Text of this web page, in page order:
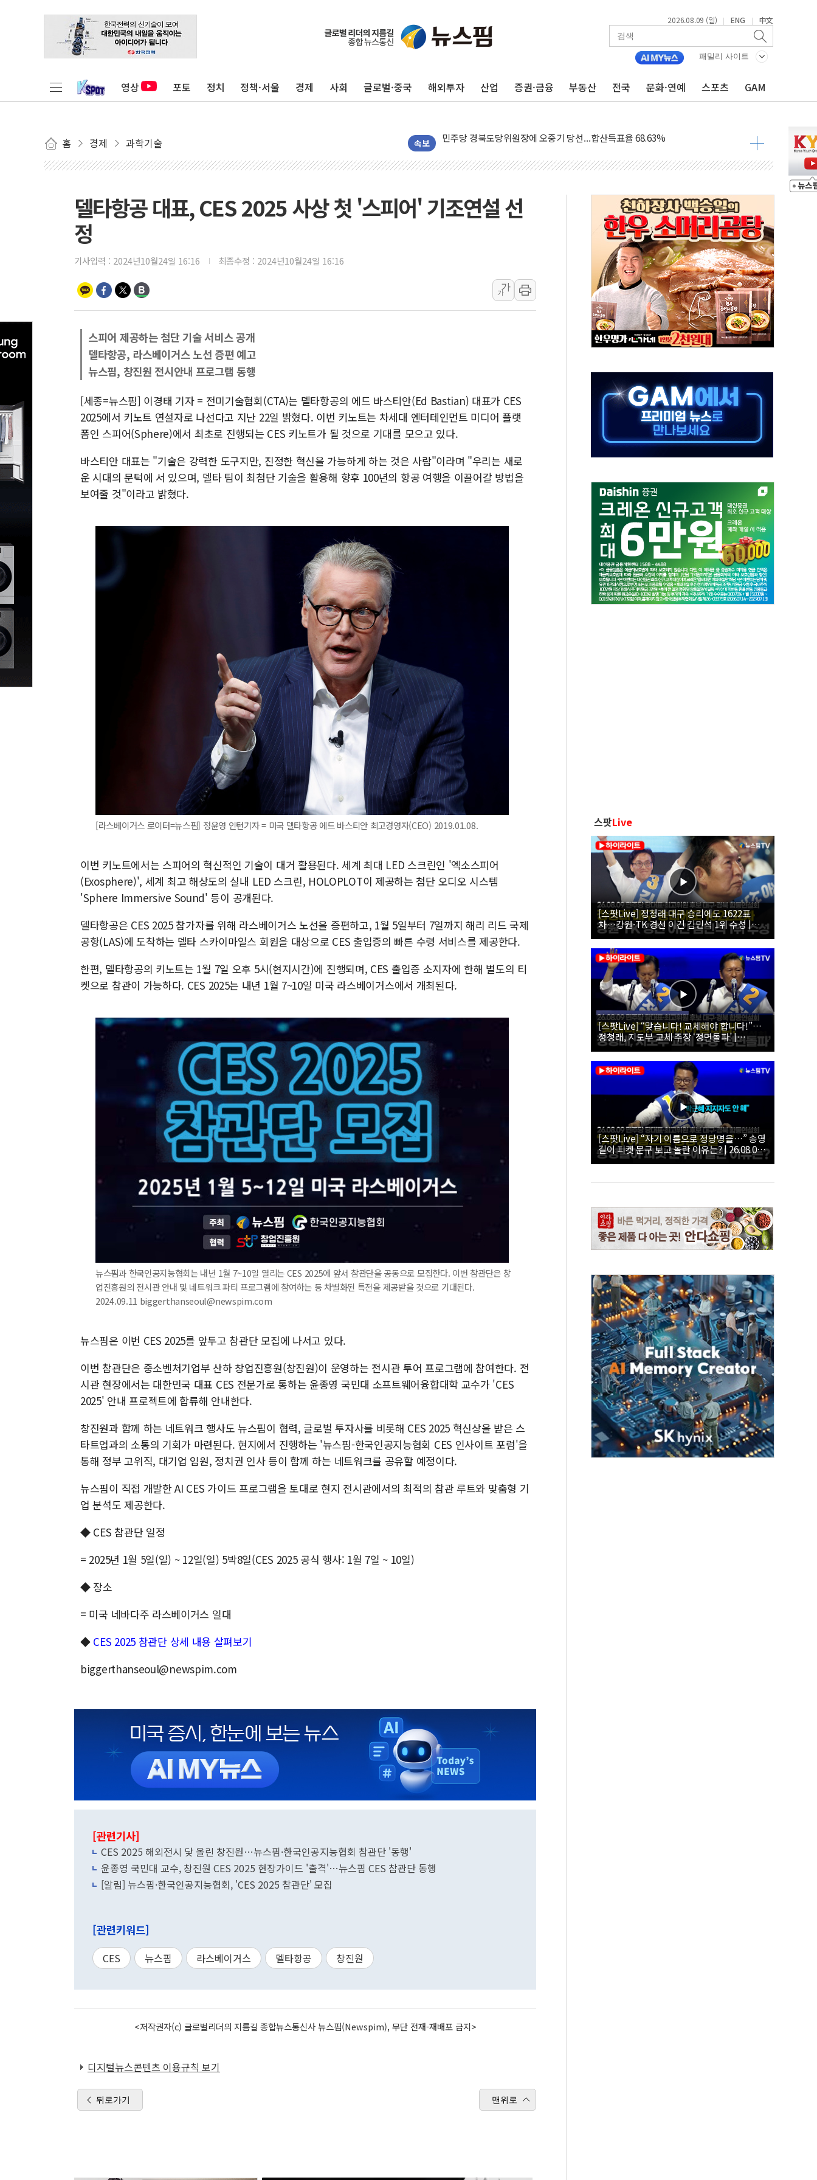
2026.08.09 (일) | ENG | 中文
패밀리 사이트
영상 포토 정치 정책·서울 경제 사회 글로벌·중국 해외투자 산업 증권·금융 부동산 전국 문화·연예 스포츠 GAM
홈 경제 과학기술 속보
125mm 폭우 쏟아진 울진...'두천~하당'·'올미골교' 차량 통행 선제 제한
평택 진위면 공장서 탱크 내부 작업 중 근로자 1명 숨져
상주 낙동강 선착장 하류서 50대 숨진 채 발견...경찰, 조사 중
[종합] 김민석, 정청래에 누적 1.48%p 차 선두 유지...金 46.01% vs 鄭 44.53%
인천서 말다툼 중 어머니 살해 10대 구속…범행 후 반려견도 죽여
김민석, 강원·대구·경북 경선서 정청래에 승리…金 48.54% vs 鄭 44.40%
[속보] 민주, 경북 경선 결과 발표...김민석 47.37% 정청래 45.71% 송영길 6.92%
[속보] 민주, 대구 경선 결과 발표...정청래 47.82% 김민석 46.35% 송영길 5.83%
[속보] 민주, 강원 경선 결과 발표...김민석 50.30% 정청래 41.94% 송영길 7.76%
정재헌 CEO, SKT 장기고객 400명 맞이…"마음 잇는 시간 되길"
최태원, 노소영에 9440억 지급 확정되나…재상고 앞두고 막판 셈법
하나금융, 명동 소상공인에 '행복상자' 전달
인천시 광복절 현수막 '태극기 거꾸로' 논란…이틀만에 철거
병무청, 보충역 전면 손질… 예술·체육요원 최대 33% 감축
홈플러스發 대형마트 판매, 역대 최대폭 감소한 9.4%↓…유통업계 양극화 심화
'호우·산사태 주의보' 울진 시간당 30mm 강한 비...호우 피해 없어
델타항공 대표, CES 2025 사상 첫 '스피어' 기조연설 선
정
기사입력 : 2024년10월24일 16:16 최종수정 : 2024년10월24일 16:16
가
가
스피어 제공하는 첨단 기술 서비스 공개
델타항공, 라스베이거스 노선 증편 예고
뉴스핌, 창진원 전시안내 프로그램 동행
[세종=뉴스핌] 이경태 기자 = 전미기술협회(CTA)는 델타항공의 에드 바스티안(Ed Bastian) 대표가 CES
2025에서 키노트 연설자로 나선다고 지난 22일 밝혔다. 이번 키노트는 차세대 엔터테인먼트 미디어 플랫
폼인 스피어(Sphere)에서 최초로 진행되는 CES 키노트가 될 것으로 기대를 모으고 있다.
바스티안 대표는 "기술은 강력한 도구지만, 진정한 혁신을 가능하게 하는 것은 사람"이라며 "우리는 새로
운 시대의 문턱에 서 있으며, 델타 팀이 최첨단 기술을 활용해 향후 100년의 항공 여행을 이끌어갈 방법을
보여줄 것"이라고 밝혔다.
[라스베이거스 로이터=뉴스핌] 정윤영 인턴기자 = 미국 델타항공 에드 바스티안 최고경영자(CEO) 2019.01.08.
이번 키노트에서는 스피어의 혁신적인 기술이 대거 활용된다. 세계 최대 LED 스크린인 '엑소스피어
(Exosphere)', 세계 최고 해상도의 실내 LED 스크린, HOLOPLOT이 제공하는 첨단 오디오 시스템
'Sphere Immersive Sound' 등이 공개된다.
델타항공은 CES 2025 참가자를 위해 라스베이거스 노선을 증편하고, 1월 5일부터 7일까지 해리 리드 국제
공항(LAS)에 도착하는 델타 스카이마일스 회원을 대상으로 CES 출입증의 빠른 수령 서비스를 제공한다.
한편, 델타항공의 키노트는 1월 7일 오후 5시(현지시간)에 진행되며, CES 출입증 소지자에 한해 별도의 티
켓으로 참관이 가능하다. CES 2025는 내년 1월 7~10일 미국 라스베이거스에서 개최된다.
뉴스핌과 한국인공지능협회는 내년 1월 7~10일 열리는 CES 2025에 앞서 참관단을 공동으로 모집한다. 이번 참관단은 창
업진흥원의 전시관 안내 및 네트워크 파티 프로그램에 참여하는 등 차별화된 특전을 제공받을 것으로 기대된다.
2024.09.11 biggerthanseoul@newspim.com
뉴스핌은 이번 CES 2025를 앞두고 참관단 모집에 나서고 있다.
이번 참관단은 중소벤처기업부 산하 창업진흥원(창진원)이 운영하는 전시관 투어 프로그램에 참여한다. 전
시관 현장에서는 대한민국 대표 CES 전문가로 통하는 윤종영 국민대 소프트웨어융합대학 교수가 'CES
2025' 안내 프로젝트에 합류해 안내한다.
창진원과 함께 하는 네트워크 행사도 뉴스핌이 협력, 글로벌 투자사를 비롯해 CES 2025 혁신상을 받은 스
타트업과의 소통의 기회가 마련된다. 현지에서 진행하는 '뉴스핌-한국인공지능협회 CES 인사이트 포럼'을
통해 정부 고위직, 대기업 임원, 정치권 인사 등이 함께 하는 네트워크를 공유할 예정이다.
뉴스핌이 직접 개발한 AI CES 가이드 프로그램을 토대로 현지 전시관에서의 최적의 참관 루트와 맞춤형 기
업 분석도 제공한다.
◆ CES 참관단 일정
= 2025년 1월 5일(일) ~ 12일(일) 5박8일(CES 2025 공식 행사: 1월 7일 ~ 10일)
◆ 장소
= 미국 네바다주 라스베이거스 일대
◆ CES 2025 참관단 상세 내용 살펴보기
biggerthanseoul@newspim.com
[관련기사]
CES 2025 해외전시 닻 올린 창진원…뉴스핌·한국인공지능협회 참관단 '동행'
윤종영 국민대 교수, 창진원 CES 2025 현장가이드 '출격'…뉴스핌 CES 참관단 동행
[알림] 뉴스핌·한국인공지능협회, 'CES 2025 참관단' 모집
[관련키워드]
CES 뉴스핌 라스베이거스 델타항공 창진원
<저작권자(c) 글로벌리더의 지름길 종합뉴스통신사 뉴스핌(Newspim), 무단 전재-재배포 금지>
디지털뉴스콘텐츠 이용규칙 보기
뒤로가기 맨위로
스팟Live
[스팟Live] 정청래 대구 승리에도 1622표
차…강원·TK 경선 이긴 김민석 1위 수성 |
26.08.09 더불어민주당 당대표·최고위원 후
보 대구·경북 합동연설회
[스팟Live] “맞습니다! 교체해야 합니다!”…
정청래, 지도부 교체 주장 ‘정면돌파’ |
26.08.09 더불어민주당 당대표·최고위원 후
보 대구·경북 합동연설회
[스팟Live] “자기 이름으로 정당명을…” 송영
길이 피켓 문구 보고 놀란 이유는? | 26.08.09
더불어민주당 당대표·최고위원 후보 대구·경